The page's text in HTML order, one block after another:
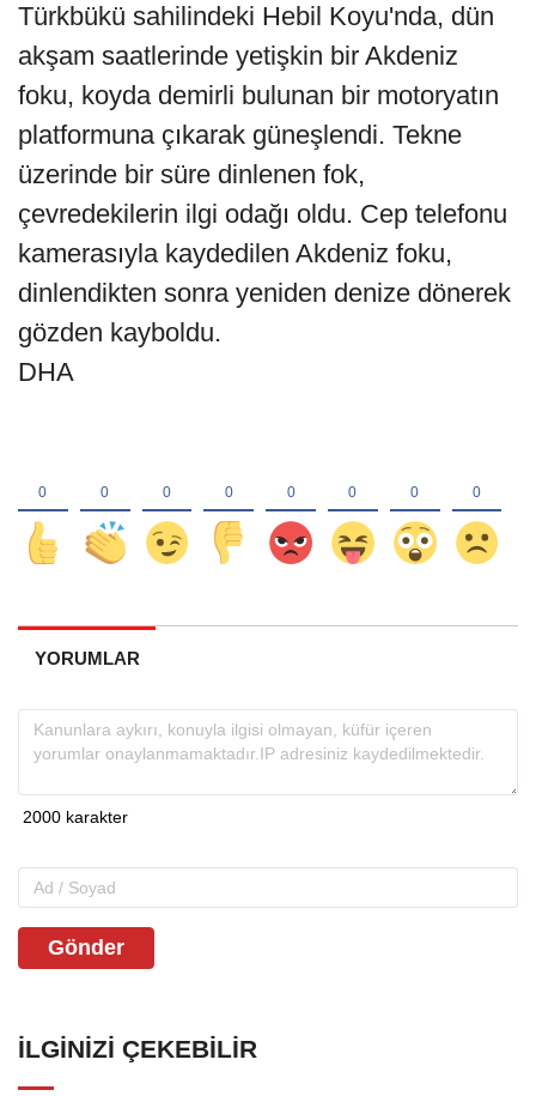
Türkbükü sahilindeki Hebil Koyu'nda, dün
akşam saatlerinde yetişkin bir Akdeniz
foku, koyda demirli bulunan bir motoryatın
platformuna çıkarak güneşlendi. Tekne
üzerinde bir süre dinlenen fok,
çevredekilerin ilgi odağı oldu. Cep telefonu
kamerasıyla kaydedilen Akdeniz foku,
dinlendikten sonra yeniden denize dönerek
gözden kayboldu.
DHA
YORUMLAR
Gönder
İLGINIZI ÇEKEBILIR